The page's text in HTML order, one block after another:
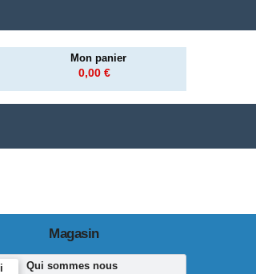
Mon panier
0,00 €
Magasin
Qui sommes nous